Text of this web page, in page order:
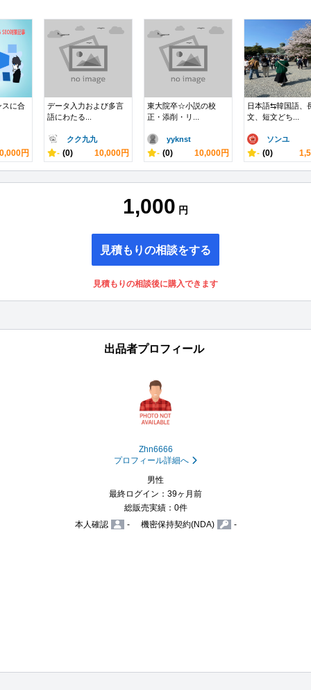
スに合
円
データ入力および多言
語にわたる...
クク九九
- (0) 10,000円
東大院卒☆小説の校
正・添削・リ...
yyknst
- (0) 10,000円
日本語⇆韓国語、
文、短文どち...
ソンユ
- (0)
1,000 円
見積もりの相談をする
見積もりの相談後に購入できます
出品者プロフィール
Zhn6666
プロフィール詳細へ
男性
最終ログイン：39ヶ月前
総販売実績：0件
本人確認
- 機密保持契約(NDA) -